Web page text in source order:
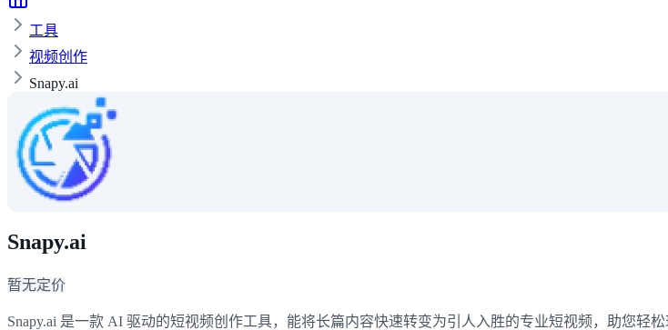
工具
视频创作
Snapy.ai
Snapy.ai
暂无定价
Snapy.ai 是一款 AI 驱动的短视频创作工具，能将长篇内容快速转变为引人入胜的专业短视频，助您轻松